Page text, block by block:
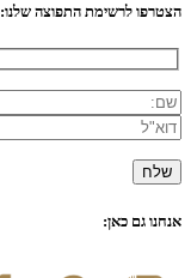
הצטרפו לרשימת התפוצה שלנו:
אנחנו גם כאן: